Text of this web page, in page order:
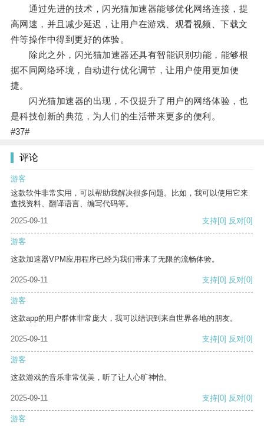
通过先进的技术，闪光猫加速器能够优化网络连接，提
高网速，并且减少延迟，让用户在游戏、观看视频、下载文
件等操作中得到更好的体验。
除此之外，闪光猫加速器还具有智能识别功能，能够根
据不同网络环境，自动进行优化调节，让用户使用更加便
捷。
闪光猫加速器的出现，不仅提升了用户的网络体验，也
是科技创新的典范，为人们的生活带来更多的便利。
#37#
评论
游客
这款软件非常实用，可以帮助我解决很多问题。比如，我可以使用它来
查找资料、翻译语言、编写代码等。
2025-09-11
支持[0] 反对[0]
游客
这款加速器VPM应用程序已经为我们带来了无限的流畅体验。
2025-09-11 支持[0] 反对[0]
游客
这款app的用户群体非常庞大，我可以结识到来自世界各地的朋友。
2025-09-11 支持[0] 反对[0]
游客
这款游戏的音乐非常优美，听了让人心旷神怡。
2025-09-11 支持[0] 反对[0]
游客